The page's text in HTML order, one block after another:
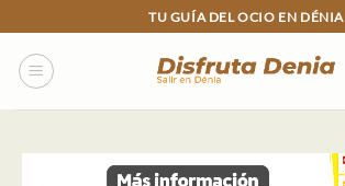
to
content
TU GUÍA DEL OCIO EN DÉNIA